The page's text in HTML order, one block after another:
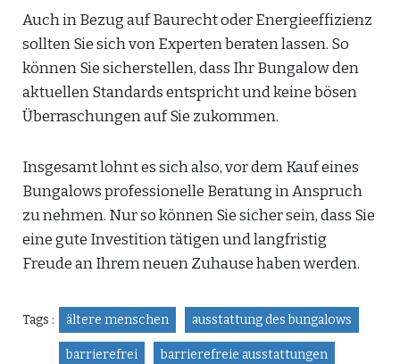
Auch in Bezug auf Baurecht oder Energieeffizienz
sollten Sie sich von Experten beraten lassen. So
können Sie sicherstellen, dass Ihr Bungalow den
aktuellen Standards entspricht und keine bösen
Überraschungen auf Sie zukommen.
Insgesamt lohnt es sich also, vor dem Kauf eines
Bungalows professionelle Beratung in Anspruch
zu nehmen. Nur so können Sie sicher sein, dass Sie
eine gute Investition tätigen und langfristig
Freude an Ihrem neuen Zuhause haben werden.
Tags : ältere menschen ausstattung des bungalows
barrierefrei barrierefreie ausstattungen